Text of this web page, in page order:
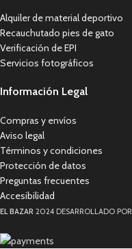
Alquiler de material deportivo
Recauchutado pies de gato
Verificación de EPI
Servicios fotográficos
Información Legal
Compras y envíos
Aviso legal
Términos y condiciones
Protección de datos
Preguntas frecuentes
Accesibilidad
EL BAZAR 2024 DESARROLLADO POR